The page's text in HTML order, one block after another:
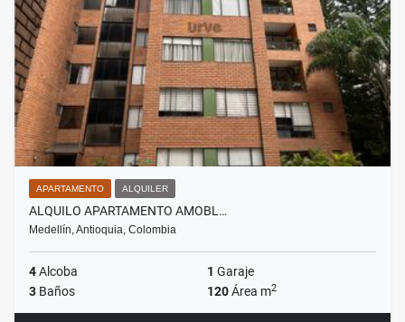
APARTAMENTO ALQUILER
ALQUILO APARTAMENTO AMOBL…
Medellín, Antioquia, Colombia
4Alcoba 1 Garaje
3 Baños 120Área m2